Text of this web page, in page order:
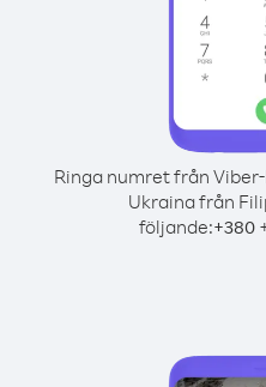
Ringa numret från
Ukraina från
följande:+380